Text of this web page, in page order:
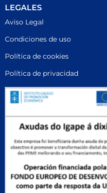
LEGALES
Aviso Legal
Condiciones de uso
Política de cookies
Política de privacidad